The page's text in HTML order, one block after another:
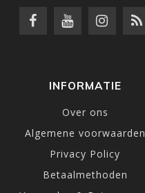
INFORMATIE
Over ons
Algemene voorwaarden
Privacy Policy
Betaalmethoden